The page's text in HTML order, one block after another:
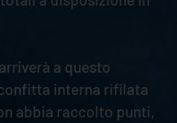
a questo
interna rifilata
abbia raccolto punti,